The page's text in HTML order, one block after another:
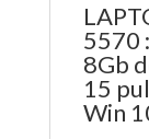
5570
8Gb
15
Win